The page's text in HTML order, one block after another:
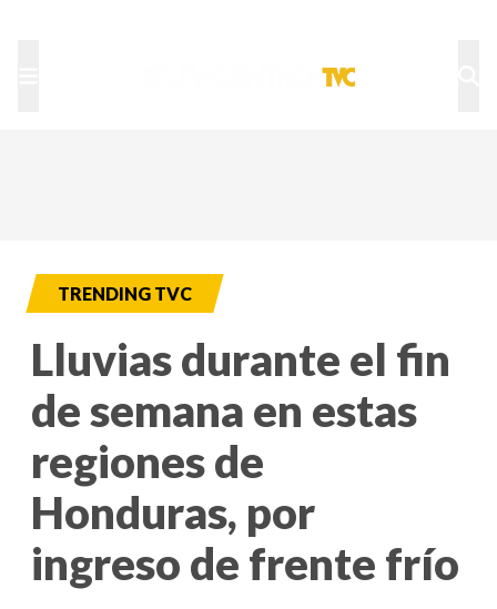
TRENDING TVC
Lluvias durante el fin
de semana en estas
regiones de
Honduras, por
ingreso de frente frío